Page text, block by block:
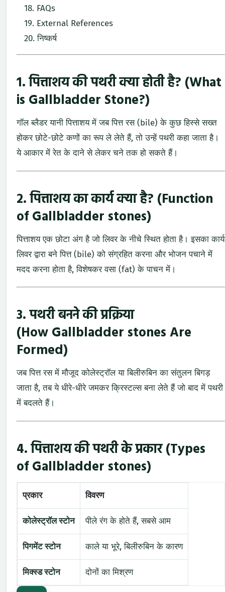
FAQs
External References
निष्कर्ष
1. पित्ताशय की पथरी क्या होती है? (What
is Gallbladder Stone?)
गॉल ब्लैडर यानी पित्ताशय में जब पित्त रस (bile) के कुछ हिस्से सख्त
होकर छोटे-छोटे कणों का रूप ले लेते हैं, तो उन्हें पथरी कहा जाता है।
ये आकार में रेत के दाने से लेकर चने तक हो सकते हैं।
2. पित्ताशय का कार्य क्या है? (Function
of Gallbladder stones)
पित्ताशय एक छोटा अंग है जो लिवर के नीचे स्थित होता है। इसका कार्य
लिवर द्वारा बने पित्त (bile) को संग्रहित करना और भोजन पचाने में
मदद करना होता है, विशेषकर वसा (fat) के पाचन में।
3. पथरी बनने की प्रक्रिया
(HowGallbladder stonesAre
Formed)
जब पित्त रस में मौजूद कोलेस्ट्रॉल या बिलीरुबिन का संतुलन बिगड़
जाता है, तब ये धीरे-धीरे जमकर क्रिस्टल्स बना लेते हैं जो बाद में पथरी
में बदलते हैं।
4. पित्ताशय की पथरी के प्रकार (Types
ofGallbladder stones)
प्रकार विवरण
कोलेस्ट्रॉल स्टोन पीले रंग के होते हैं, सबसे आम
पिगमेंट स्टोन काले या भूरे, बिलीरुबिन के कारण
मिक्स्ड स्टोन दोनों का मिश्रण